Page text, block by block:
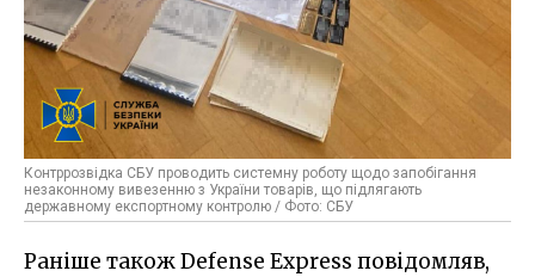
Контррозвідка СБУ проводить системну роботу щодо запобігання
незаконному вивезенню з України товарів, що підлягають
державному експортному контролю / Фото: СБУ
Раніше також Defense Express повідомляв,